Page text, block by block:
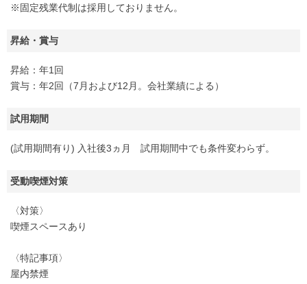
※固定残業代制は採用しておりません。
昇給・賞与
昇給：年1回
賞与：年2回（7月および12月。会社業績による）
試用期間
(試用期間有り) 入社後3ヵ月 試用期間中でも条件変わらず。
受動喫煙対策
〈対策〉
喫煙スペースあり
〈特記事項〉
屋内禁煙